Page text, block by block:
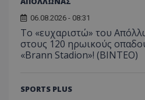
06.08.2026 - 08:31
Το «ευχαριστώ» του
στους 120 ηρωικούς
«Brann Stadion»! (ΒΙΝΤΕΟ)
SPORTS PLUS